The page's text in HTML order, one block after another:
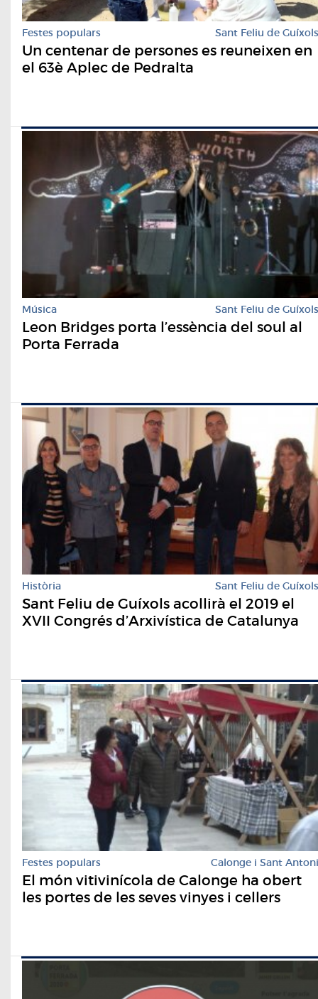
Festes populars Sant Feliu de Guíxols
Un centenar de persones es reuneixen en
el 63è Aplec de Pedralta
Música Sant Feliu de Guíxols
Leon Bridges porta l’essència del soul al
Porta Ferrada
Història Sant Feliu de Guíxols
Sant Feliu de Guíxols acollirà el 2019 el
XVII Congrés d’Arxivística de Catalunya
Festes populars Calonge i Sant Antoni
El món vitivinícola de Calonge ha obert
les portes de les seves vinyes i cellers